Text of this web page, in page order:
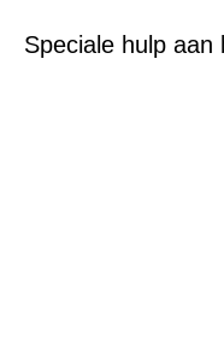
Speciale hulp aan